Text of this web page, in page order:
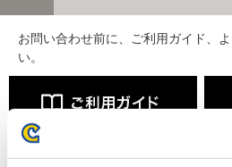
お問い合わせ前に、ご利用ガイド、
い。